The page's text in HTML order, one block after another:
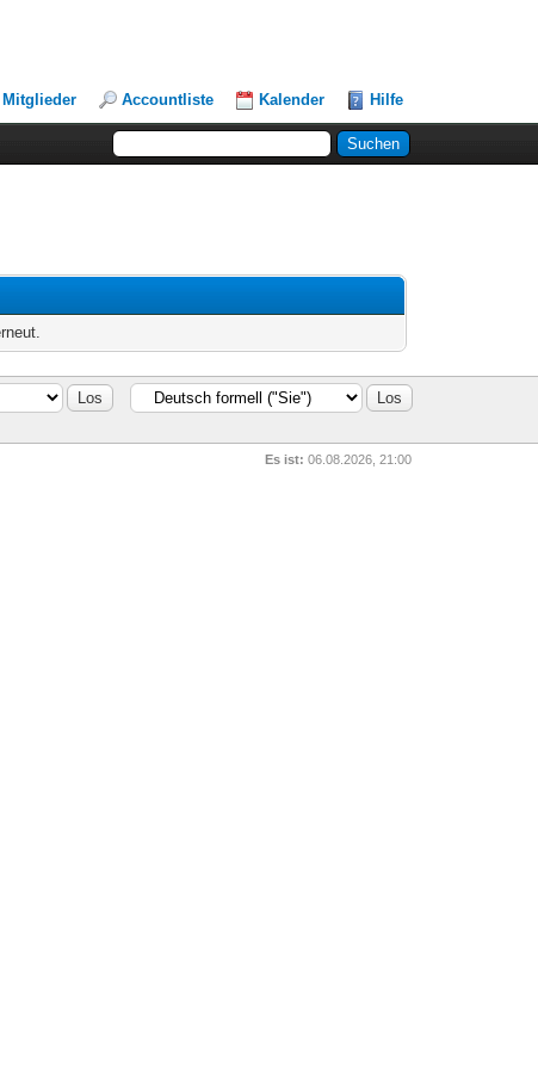
Mitglieder Accountliste Kalender Hilfe
Es ist: 06.08.2026, 21:00